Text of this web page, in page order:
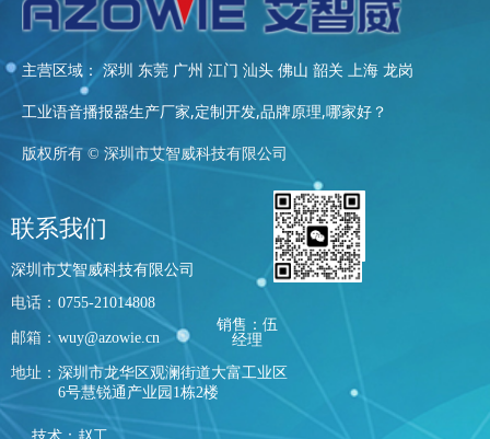
电话： 0755-21014808
邮箱： wuy@azowie.cn
地址： 深圳市龙华区观澜街道大富工业区
6号慧锐通产业园1栋2楼
联系我们
深圳市艾智威科技有限公司
销售：伍
经理
版权所有 © 深圳市艾智威科技有限公司
主营区域： 深圳 东莞 广州 江门 汕头 佛山 韶关 上海 龙岗
工业语音播报器生产厂家,定制开发,品牌原理,哪家好？